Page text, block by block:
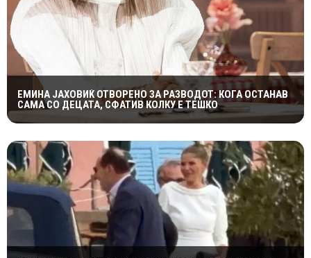
ЕМИНА ЈАХОВИЌ ОТВОРЕНО ЗА РАЗВОДОТ: КОГА ОСТАНАВ
САМА СО ДЕЦАТА, СФАТИВ КОЛКУ Е ТЕШКО